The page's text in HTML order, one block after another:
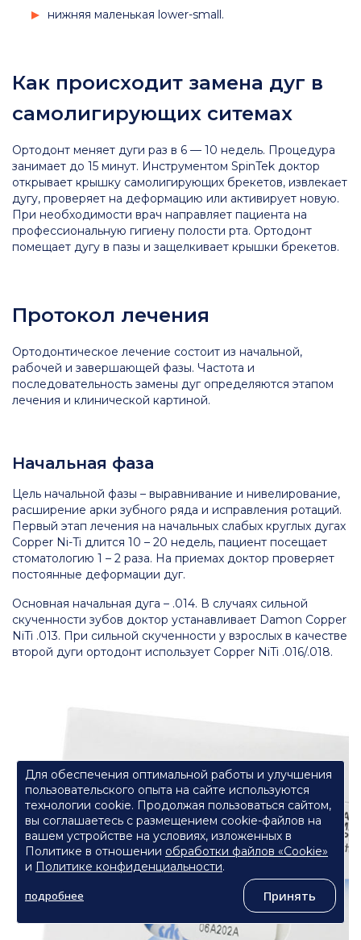
нижняя маленькая lower-small.
Как происходит замена дуг в
самолигирующих ситемах
Ортодонт меняет дуги раз в 6 — 10 недель. Процедура
занимает до 15 минут. Инструментом SpinTek доктор
открывает крышку самолигирующих брекетов, извлекает
дугу, проверяет на деформацию или активирует новую.
При необходимости врач направляет пациента на
профессиональную гигиену полости рта. Ортодонт
помещает дугу в пазы и защелкивает крышки брекетов.
Протокол лечения
Ортодонтическое лечение состоит из начальной,
рабочей и завершающей фазы. Частота и
последовательность замены дуг определяются этапом
лечения и клинической картиной.
Начальная фаза
Цель начальной фазы – выравнивание и нивелирование,
расширение арки зубного ряда и исправления ротаций.
Первый этап лечения на начальных слабых круглых дугах
Copper Ni-Ti длится 10 – 20 недель, пациент посещает
стоматологию 1 – 2 раза. На приемах доктор проверяет
постоянные деформации дуг.
Основная начальная дуга – .014. В случаях сильной
скученности зубов доктор устанавливает Damon Copper
NiTi .013. При сильной скученности у взрослых в качестве
второй дуги ортодонт использует Copper NiTi .016/.018.
Для обеспечения оптимальной работы и улучшения
пользовательского опыта на сайте используются
технологии cookie. Продолжая пользоваться сайтом,
вы соглашаетесь с размещением cookie-файлов на
вашем устройстве на условиях, изложенных в
Политике в отношении обработки файлов «Cookie»
и Политике конфиденциальности.
подробнее
Принять